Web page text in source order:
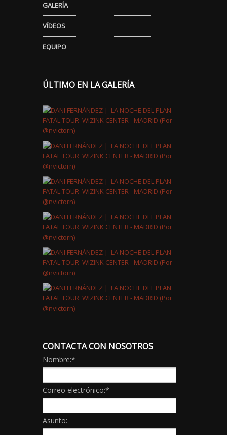
GALERÍA
VÍDEOS
EQUIPO
ÚLTIMO EN LA GALERÍA
CONTACTA CON NOSOTROS
Nombre:*
Correo electrónico:*
Asunto: